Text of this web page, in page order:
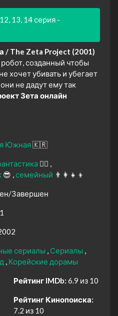
13, 14 серия -
/ The Zeta Project (2001)
созданный чтобы
хочет убивать и убегает
не дадут ему так
Зета онлайн
Южная🇰🇷
🧙‍♀️
😎 семейный 👨‍👩‍👧‍👦
Завершен
сериалы
Сериалы
Корейские дорамы
Рейтинг IMDb: 6.9 из 10
Рейтинг Кинопоиска:
7.2 из 10